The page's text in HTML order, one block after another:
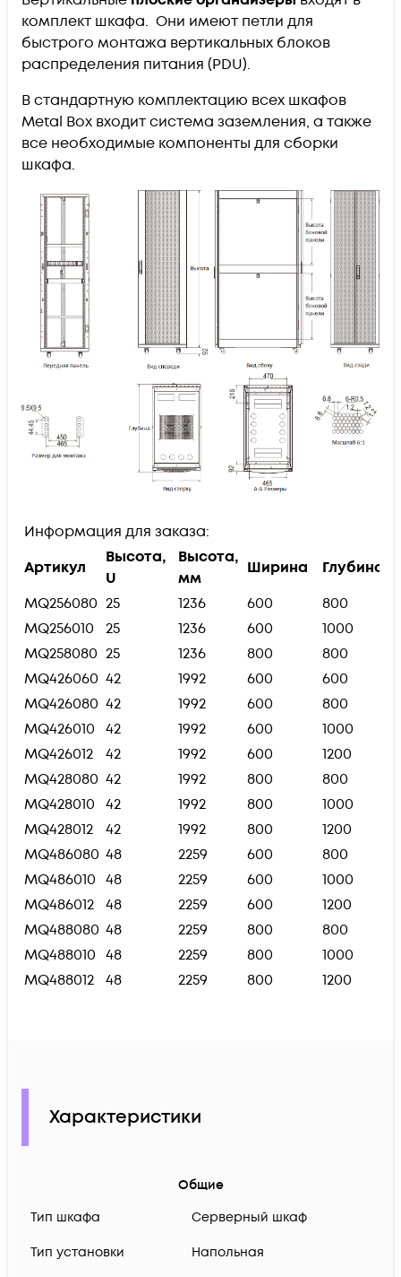
комплект шкафа. Они имеют петли для
быстрого монтажа вертикальных блоков
распределения питания (PDU).
В стандартную комплектацию всех шкафов
Metal Box входит система заземления, а также
все необходимые компоненты для сборки
шкафа.
Информация для заказа:
Артикул
Высота,
U
Высота,
мм
Ширина
Глубина
MQ256080 25 1236 600
800
MQ256010
25 1236 600
1000
MQ258080 25 1236 800
800
MQ426060 42 1992 600
600
MQ426080 42 1992 600
800
MQ426010 42 1992 600
1000
MQ426012
42 1992 600
1200
MQ428080 42 1992 800
800
MQ428010 42 1992 800
1000
MQ428012
42 1992 800
1200
MQ486080 48 2259 600
800
MQ486010 48 2259 600
1000
MQ486012 48 2259 600
1200
MQ488080 48 2259 800
800
MQ488010 48 2259 800
1000
MQ488012 48 2259 800 1200
Характеристики
Общие
Тип шкафа
Серверный шкаф
Тип установки Напольная